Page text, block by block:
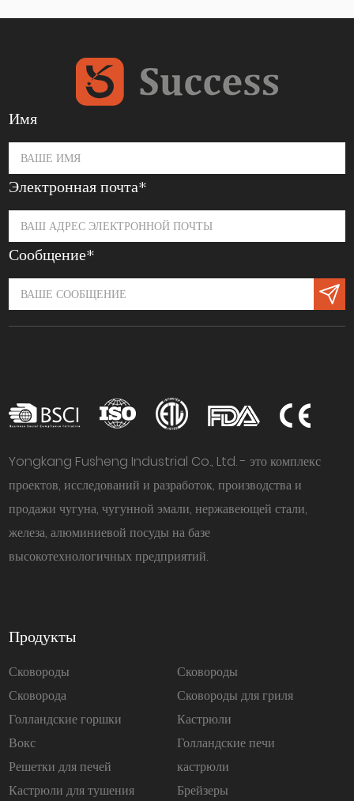
Имя
Электронная почта*
Сообщение*
Yongkang Fusheng Industrial Co., Ltd. - это комплекс
проектов, исследований и разработок, производства и
продажи чугуна, чугунной эмали, нержавеющей стали,
железа, алюминиевой посуды на базе
высокотехнологичных предприятий.
Продукты
Сковороды
Сковорода
Голландские горшки
Вокс
Решетки для печей
Кастрюли для тушения
Сковороды
Сковороды для гриля
Кастрюли
Голландские печи
кастрюли
Брейзеры